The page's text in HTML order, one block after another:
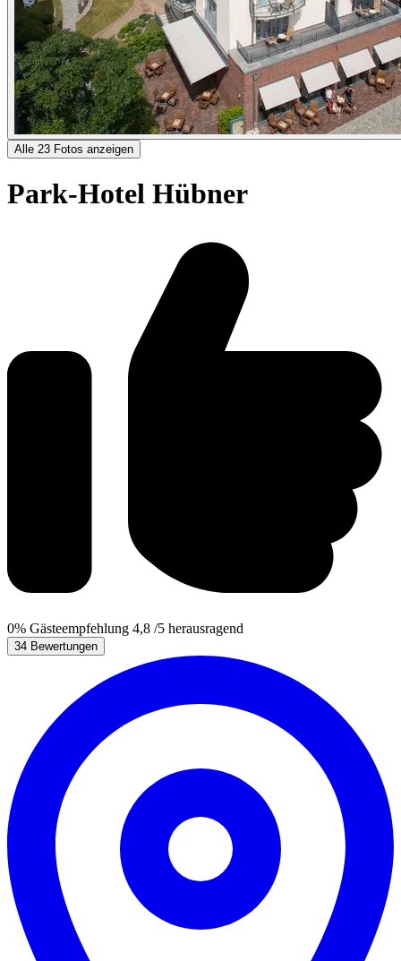
Alle 23 Fotos anzeigen
Park-Hotel Hübner
0% Gästeempfehlung 4,8 /5 herausragend
34 Bewertungen